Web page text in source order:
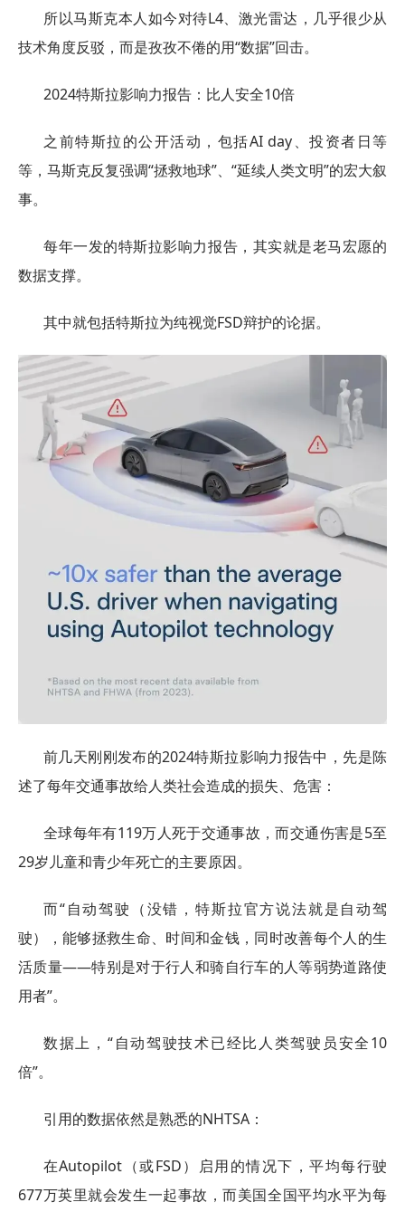
所以马斯克本人如今对待L4、激光雷达，几乎很少从
技术角度反驳，而是孜孜不倦的用“数据”回击。
2024特斯拉影响力报告：比人安全10倍
之前特斯拉的公开活动，包括AI day、投资者日等
等，马斯克反复强调“拯救地球”、“延续人类文明”的宏大叙
事。
每年一发的特斯拉影响力报告，其实就是老马宏愿的
数据支撑。
其中就包括特斯拉为纯视觉FSD辩护的论据。
前几天刚刚发布的2024特斯拉影响力报告中，先是陈
述了每年交通事故给人类社会造成的损失、危害：
全球每年有119万人死于交通事故，而交通伤害是5至
29岁儿童和青少年死亡的主要原因。
而“自动驾驶（没错，特斯拉官方说法就是自动驾
驶），能够拯救生命、时间和金钱，同时改善每个人的生
活质量——特别是对于行人和骑自行车的人等弱势道路使
用者”。
数据上，“自动驾驶技术已经比人类驾驶员安全10
倍”。
引用的数据依然是熟悉的NHTSA：
在Autopilot（或FSD）启用的情况下，平均每行驶
677万英里就会发生一起事故，而美国全国平均水平为每